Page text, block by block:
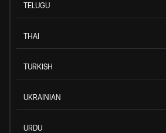
TELUGU
THAI
TURKISH
UKRAINIAN
URDU